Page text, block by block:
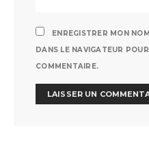
ENREGISTRER MON
DANS LE NAVIGATEUR
COMMENTAIRE.